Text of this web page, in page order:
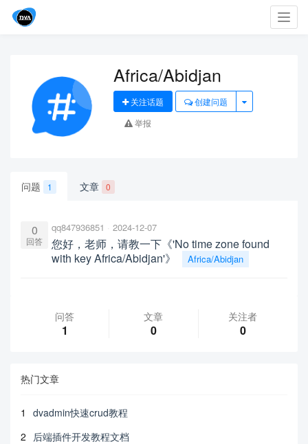
Africa/Abidjan
关注话题
创建问题
举报
问题 1 文章 0
0
回答
qq847936851 2024-12-07
您好，老师，请教一下《'No time zone found
with key Africa/Abidjan'》
Africa/Abidjan
问答
1
文章
0
关注者
0
热门文章
1
dvadmin快速crud教程
2 后端插件开发教程文档